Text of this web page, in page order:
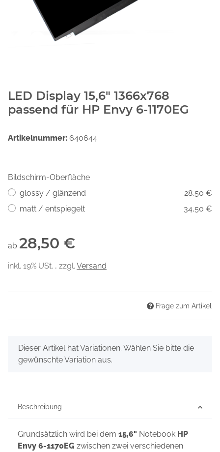
LED Display 15,6" 1366x768
passend für HP Envy 6-1170EG
Artikelnummer: 640644
Bildschirm-Oberfläche
glossy / glänzend
28,50 €
matt / entspiegelt
34,50 €
ab 28,50 €
inkl. 19% USt. , zzgl. Versand
Frage zum Artikel
x
Dieser Artikel hat Variationen. Wählen Sie bitte die
gewünschte Variation aus.
Beschreibung
Grundsätzlich wird bei dem 15,6" Notebook HP
Envy 6-1170EG zwischen zwei verschiedenen